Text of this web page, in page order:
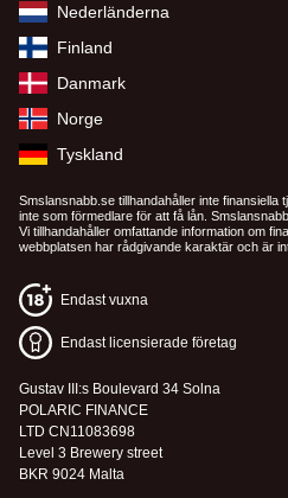
Nederländerna
Finland
Danmark
Norge
Tyskland
Smslansnabb.se tillhandahåller inte finansiella
inte som förmedlare för att få lån.
Vi tillhandahåller omfattande information om
webbplatsen har rådgivande karaktär och är
Endast vuxna
Endast licensierade företag
Gustav III:s Boulevard 34 Solna
POLARIC FINANCE
LTD CN11083698
Level 3 Brewery street
BKR 9024 Malta